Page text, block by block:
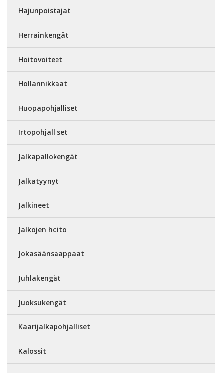
Hajunpoistajat
Herrainkengät
Hoitovoiteet
Hollannikkaat
Huopapohjalliset
Irtopohjalliset
Jalkapallokengät
Jalkatyynyt
Jalkineet
Jalkojen hoito
Jokasäänsaappaat
Juhlakengät
Juoksukengät
Kaarijalkapohjalliset
Kalossit